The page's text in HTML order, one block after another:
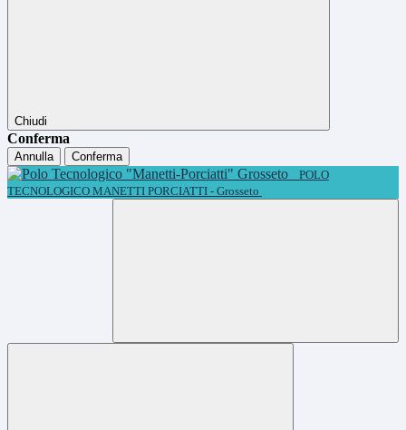
Chiudi
Conferma
Annulla
Conferma
POLO
TECNOLOGICO MANETTI PORCIATTI - Grosseto